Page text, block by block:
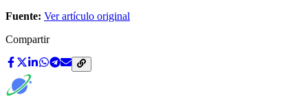
Fuente: Ver artículo original
Compartir